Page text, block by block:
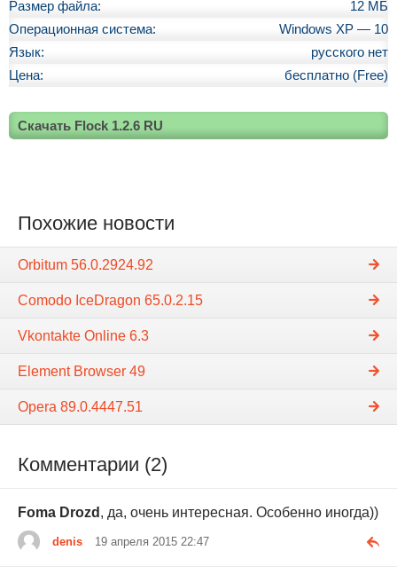
Размер файла:
12 МБ
Операционная система:
Windows XP — 10
Язык:
русского нет
Цена:
бесплатно (Free)
Скачать Flock 1.2.6 RU
Похожие новости
Orbitum 56.0.2924.92
Comodo IceDragon 65.0.2.15
Vkontakte Online 6.3
Element Browser 49
Opera 89.0.4447.51
Комментарии (2)
Foma Drozd , да, очень интересная. Особенно иногда))
denis 19 апреля 2015 22:47